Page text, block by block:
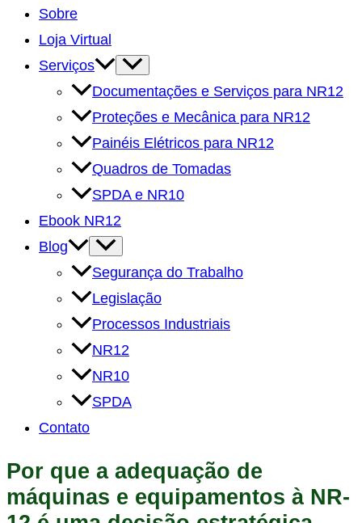
Sobre
Loja Virtual
Serviços
Alternar
menu
Documentações e Serviços para NR12
Proteções e Mecânica para NR12
Painéis Elétricos para NR12
Quadros de Tomadas
SPDA e NR10
Ebook NR12
Blog
Alternar
menu
Segurança do Trabalho
Legislação
Processos Industriais
NR12
NR10
SPDA
Contato
Por que a adequação de
máquinas e equipamentos à NR-